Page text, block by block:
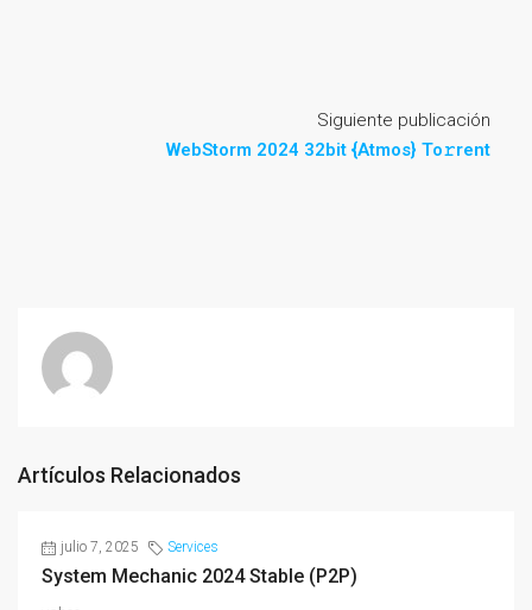
Siguiente publicación
WebStorm 2024 32bit {Atmos} To𝚛rent
Artículos Relacionados
julio 7, 2025 Services
System Mechanic 2024 Stable (P2P)